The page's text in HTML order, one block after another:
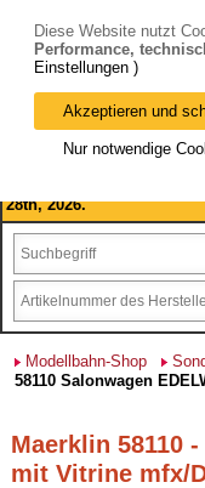
Bitte beachten Sie: wir
August 2026 haben wir
28th, 2026.
Modellbahn-Shop
58110 Salonwagen
Maerklin 58110
mit Vitrine mfx/
Diese Website nutzt
Performance,
Einstellungen )
Akzeptieren und
Nur notwendige